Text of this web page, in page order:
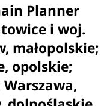
Planner
i woj.
małopolskie;
opolskie;